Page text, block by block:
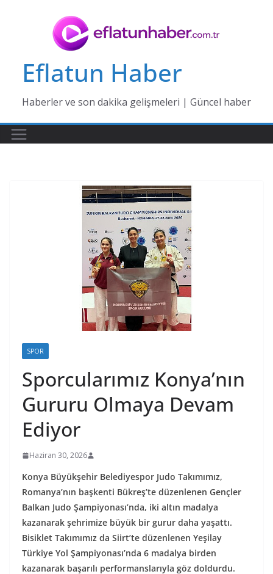
Eflatun Haber
Haberler ve son dakika gelişmeleri | Güncel haber
SPOR
Sporcularımız Konya’nın
Gururu Olmaya Devam
Ediyor
Haziran 30, 2026
Konya Büyükşehir Belediyespor Judo Takımımız,
Romanya’nın başkenti Bükreş’te düzenlenen Gençler
Balkan Judo Şampiyonası’nda, iki altın madalya
kazanarak şehrimize büyük bir gurur daha yaşattı.
Bisiklet Takımımız da Siirt’te düzenlenen Yeşilay
Türkiye Yol Şampiyonası’nda 6 madalya birden
kazanarak başarılı performanslarıyla göz doldurdu.